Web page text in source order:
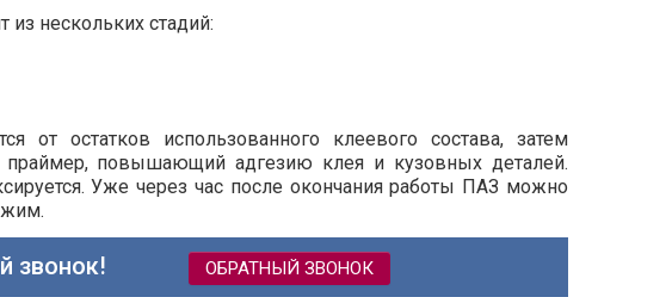
из нескольких стадий:
от остатков использованного клеевого состава, затем
праймер, повышающий адгезию клея и кузовных деталей.
Уже через час после окончания работы ПАЗ можно
звонок! ОБРАТНЫЙ ЗВОНОК